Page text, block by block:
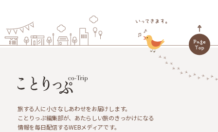
旅する人に小さなしあわせをお届けします。
ことりっぷ編集部が、あたらしい旅のきっかけになる
情報を毎日配信するWEBメディアです。